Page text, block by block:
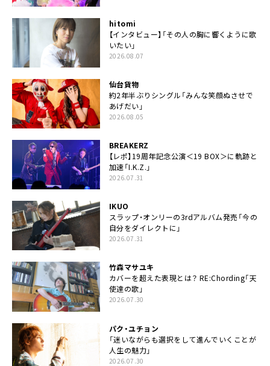
hitomi
【インタビュー】「その人の胸に響くように歌
いたい」
2026.08.07
仙台貨物
約2年半ぶりシングル「みんな笑顔ぬさせで
あげだい」
2026.08.05
BREAKERZ
【レポ】19周年記念公演＜19 BOX＞に軌跡と
加速「I.K.Z.」
2026.07.31
IKUO
スラップ・オンリーの3rdアルバム発売「今の
自分をダイレクトに」
2026.07.31
竹森マサユキ
カバーを超えた表現とは？ RE:Chording「天
使達の歌」
2026.07.30
パク・ユチョン
「迷いながらも選択をして進んでいくことが
人生の魅力」
2026.07.30